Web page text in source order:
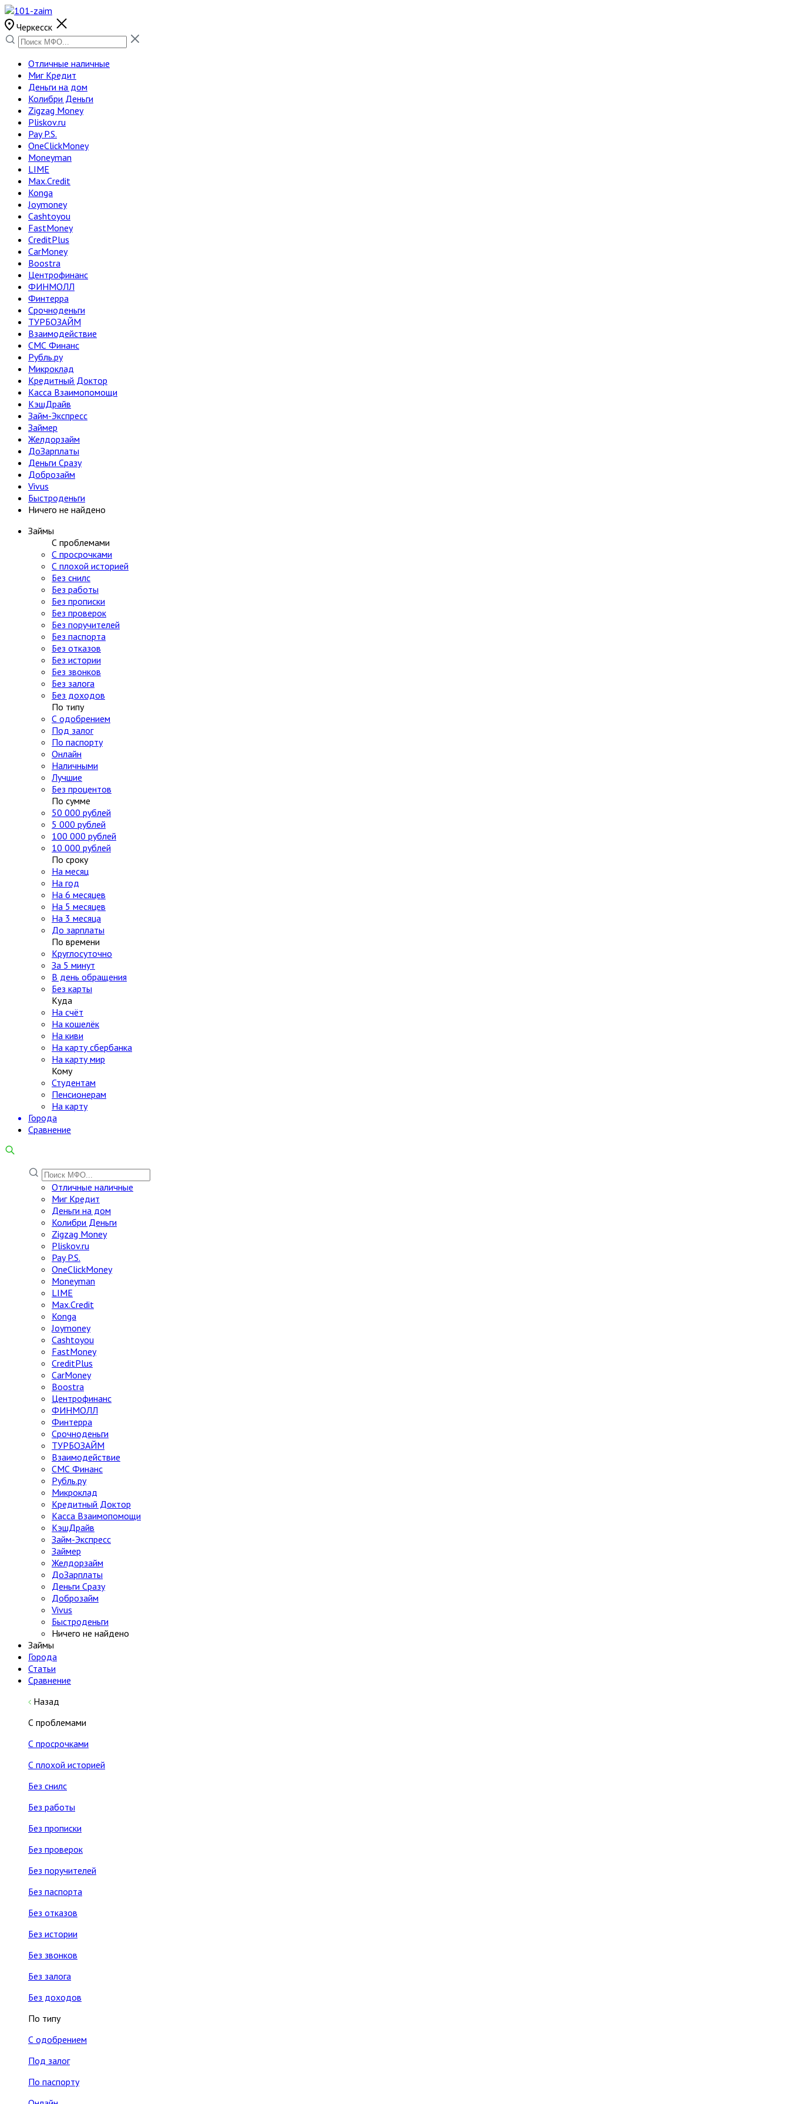
Черкесск
Отличные наличные
Миг Кредит
Деньги на дом
Колибри Деньги
Zigzag Money
Pliskov.ru
Pay P.S.
OneClickMoney
Moneyman
LIME
Max.Credit
Konga
Joymoney
Cashtoyou
FastMoney
CreditPlus
CarMoney
Boostra
Центрофинанс
ФИНМОЛЛ
Финтерра
Срочноденьги
ТУРБОЗАЙМ
Взаимодействие
СМС Финанс
Рубль.ру
Микроклад
Кредитный Доктор
Касса Взаимопомощи
КэшДрайв
Займ-Экспресс
Займер
Желдорзайм
ДоЗарплаты
Деньги Сразу
Доброзайм
Vivus
Быстроденьги
Ничего не найдено
Займы
С проблемами
С просрочками
С плохой историей
Без снилс
Без работы
Без прописки
Без проверок
Без поручителей
Без паспорта
Без отказов
Без истории
Без звонков
Без залога
Без доходов
По типу
С одобрением
Под залог
По паспорту
Онлайн
Наличными
Лучшие
Без процентов
По сумме
50 000 рублей
5 000 рублей
100 000 рублей
10 000 рублей
По сроку
На месяц
На год
На 6 месяцев
На 5 месяцев
На 3 месяца
До зарплаты
По времени
Круглосуточно
За 5 минут
В день обращения
Без карты
Куда
На счёт
На кошелёк
На киви
На карту сбербанка
На карту мир
Кому
Студентам
Пенсионерам
На карту
Города
Сравнение
Отличные наличные
Миг Кредит
Деньги на дом
Колибри Деньги
Zigzag Money
Pliskov.ru
Pay P.S.
OneClickMoney
Moneyman
LIME
Max.Credit
Konga
Joymoney
Cashtoyou
FastMoney
CreditPlus
CarMoney
Boostra
Центрофинанс
ФИНМОЛЛ
Финтерра
Срочноденьги
ТУРБОЗАЙМ
Взаимодействие
СМС Финанс
Рубль.ру
Микроклад
Кредитный Доктор
Касса Взаимопомощи
КэшДрайв
Займ-Экспресс
Займер
Желдорзайм
ДоЗарплаты
Деньги Сразу
Доброзайм
Vivus
Быстроденьги
Ничего не найдено
Займы
Города
Статьи
Сравнение
Назад
С проблемами
С просрочками
С плохой историей
Без снилс
Без работы
Без прописки
Без проверок
Без поручителей
Без паспорта
Без отказов
Без истории
Без звонков
Без залога
Без доходов
По типу
С одобрением
Под залог
По паспорту